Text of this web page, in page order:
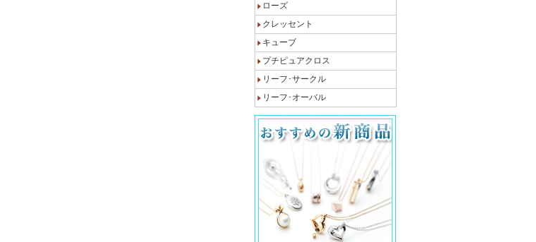
ローズ
クレッセント
キューブ
プチピュアクロス
リーフ･サークル
リーフ･オーバル